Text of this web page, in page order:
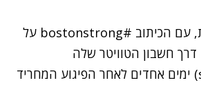
את התמונות הבאות, עם הכיתוב #bostonstrong על
חשבון הטוויטר שלה
) ימים אחדים לאחר הפיגוע המחריד